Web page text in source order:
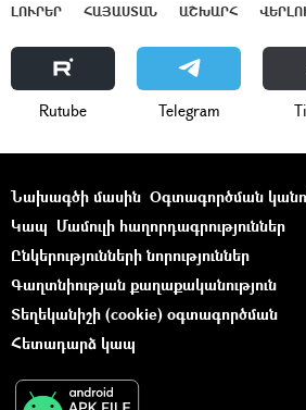
ԼՈՒՐԵՐ ՀԱՅԱՍՏԱՆ ԱՇԽԱՐՀ
Rutube Telegram
Նախագծի մասին Օգտագործման
Կապ Մամուլի հաղորդագրություններ
Ընկերությունների նորություններ
Գաղտնիության քաղաքականություն
Տեղեկանիշի (cookie) օգտագործման
Հետադարձ կապ